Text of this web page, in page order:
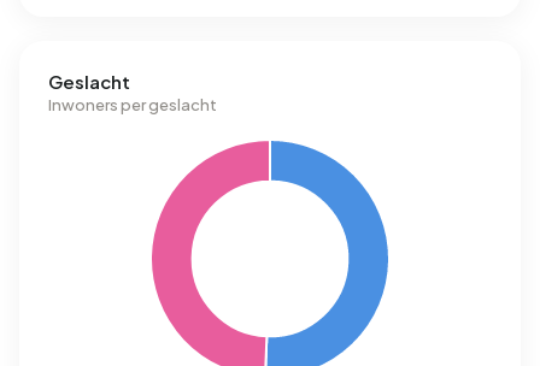
Geslacht
Inwoners per geslacht